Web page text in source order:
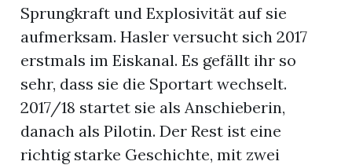
Sprungkraft und Explosivität auf sie
aufmerksam. Hasler versucht sich 2017
erstmals im Eiskanal. Es gefällt ihr so
sehr, dass sie die Sportart wechselt.
2017/18 startet sie als Anschieberin,
danach als Pilotin. Der Rest ist eine
richtig starke Geschichte, mit zwei